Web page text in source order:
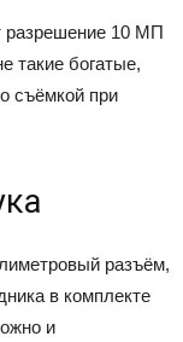
разрешение 10 МП
такие богатые,
съёмкой при
разъём,
в комплекте
и